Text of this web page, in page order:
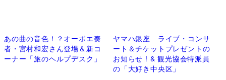
あの曲の音色！？オーボエ奏
者・宮村和宏さん登場＆新コ
ーナー「旅のヘルプデスク」
ヤマハ銀座 ライブ・コンサ
ート＆チケットプレゼントの
お知らせ ! & 観光協会特派員
の「大好き中央区」